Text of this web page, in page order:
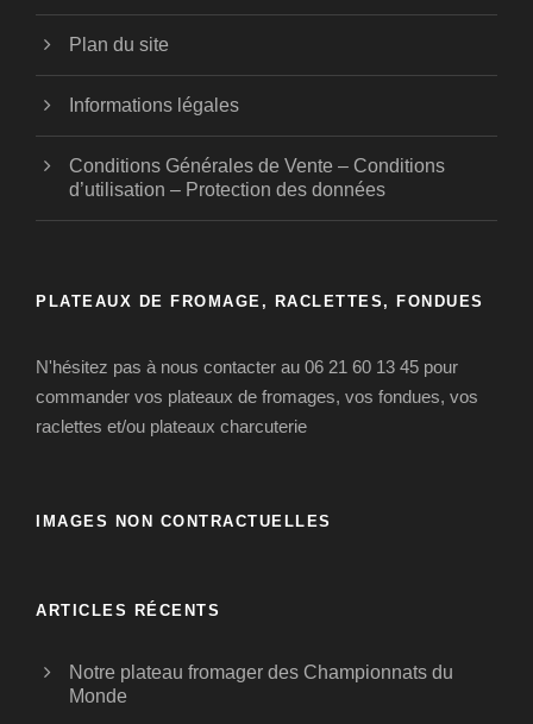
Plan du site
Informations légales
Conditions Générales de Vente – Conditions
d’utilisation – Protection des données
PLATEAUX DE FROMAGE, RACLETTES, FONDUES
N'hésitez pas à nous contacter au 06 21 60 13 45 pour
commander vos plateaux de fromages, vos fondues, vos
raclettes et/ou plateaux charcuterie
IMAGES NON CONTRACTUELLES
ARTICLES RÉCENTS
Notre plateau fromager des Championnats du
Monde